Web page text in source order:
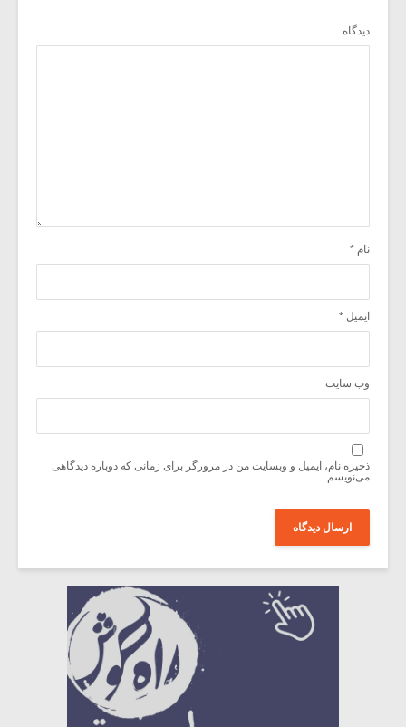
دیدگاه
نام *
ایمیل *
وب‌ سایت
ذخیره نام، ایمیل و وبسایت من در مرورگر برای زمانی که دوباره دیدگاهی
می‌نویسم.